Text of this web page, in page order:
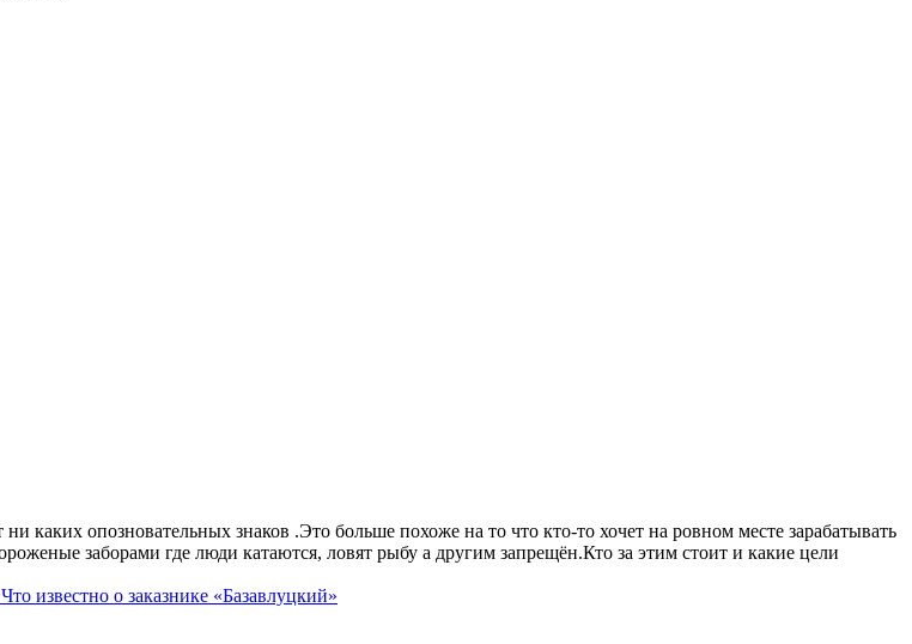
каких опозновательных знаков .Это больше похоже на то что кто-то хочет на ровном месте зарабатывать
заборами где люди катаются, ловят рыбу а другим запрещён.Кто за этим стоит и какие цели
известно о заказнике «Базавлуцкий»